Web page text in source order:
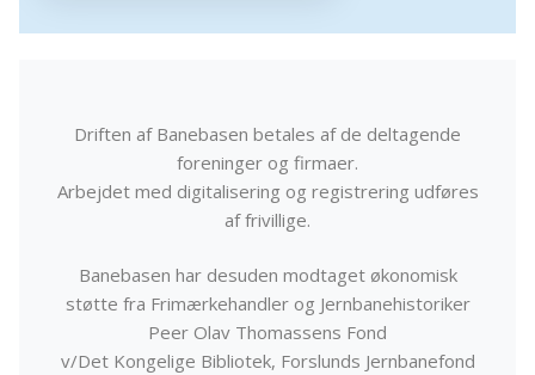
Driften af Banebasen betales af de deltagende
foreninger og firmaer.
Arbejdet med digitalisering og registrering udføres
af frivillige.
Banebasen har desuden modtaget økonomisk
støtte fra Frimærkehandler og Jernbanehistoriker
Peer Olav Thomassens Fond
v/Det Kongelige Bibliotek, Forslunds Jernbanefond